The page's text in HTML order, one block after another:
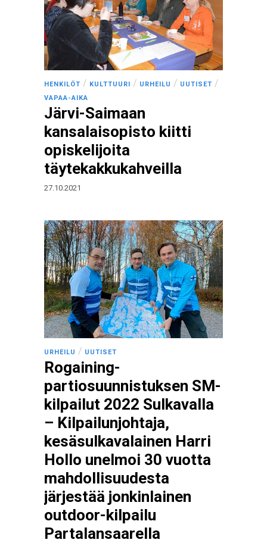
HENKILÖT / KULTTUURI / URHEILU / UUTISET /
VAPAA-AIKA
Järvi-Saimaan
kansalaisopisto kiitti
opiskelijoita
täytekakkukahveilla
27.10.2021
URHEILU / UUTISET
Rogaining-
partiosuunnistuksen SM-
kilpailut 2022 Sulkavalla
– Kilpailunjohtaja,
kesäsulkavalainen Harri
Hollo unelmoi 30 vuotta
mahdollisuudesta
järjestää jonkinlainen
outdoor-kilpailu
Partalansaarella